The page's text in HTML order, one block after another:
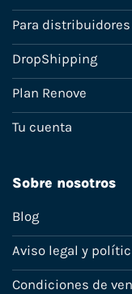
Para distribuidores
DropShipping
Plan Renove
Tu cuenta
Sobre nosotros
Blog
Aviso legal y
Condiciones de